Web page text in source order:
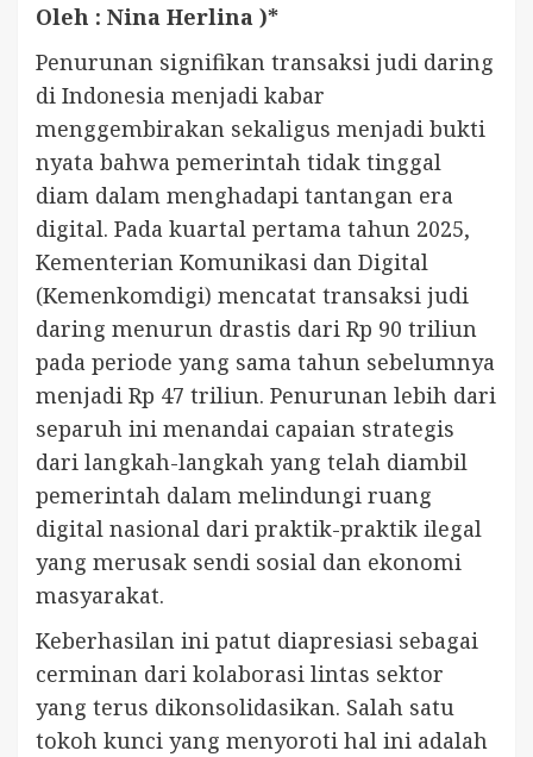
Oleh : Nina Herlina )*
Penurunan signifikan transaksi judi daring
di Indonesia menjadi kabar
menggembirakan sekaligus menjadi bukti
nyata bahwa pemerintah tidak tinggal
diam dalam menghadapi tantangan era
digital. Pada kuartal pertama tahun 2025,
Kementerian Komunikasi dan Digital
(Kemenkomdigi) mencatat transaksi judi
daring menurun drastis dari Rp 90 triliun
pada periode yang sama tahun sebelumnya
menjadi Rp 47 triliun. Penurunan lebih dari
separuh ini menandai capaian strategis
dari langkah-langkah yang telah diambil
pemerintah dalam melindungi ruang
digital nasional dari praktik-praktik ilegal
yang merusak sendi sosial dan ekonomi
masyarakat.
Keberhasilan ini patut diapresiasi sebagai
cerminan dari kolaborasi lintas sektor
yang terus dikonsolidasikan. Salah satu
tokoh kunci yang menyoroti hal ini adalah